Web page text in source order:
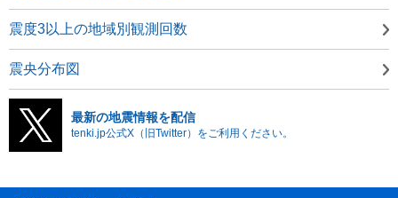
震度3以上の地域別観測回数
震央分布図
最新の地震情報を配信
tenki.jp公式X（旧Twitter）をご利用ください。